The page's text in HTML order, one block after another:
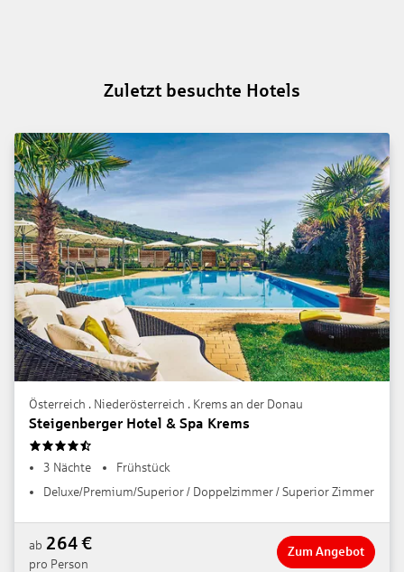
Zuletzt besuchte Hotels
Österreich . Niederösterreich . Krems an der Donau
Steigenberger Hotel & Spa Krems
4.5
3 Nächte
Frühstück
Deluxe/Premium/Superior / Doppelzimmer / Superior Zimmer
ab 264€
pro Person
Zum Angebot